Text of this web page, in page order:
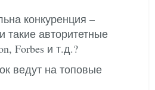
конкуренция –
такие авторитетные
Forbes и т.д.?
ведут на топовые